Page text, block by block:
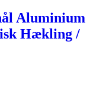
Aluminium
Hækling /